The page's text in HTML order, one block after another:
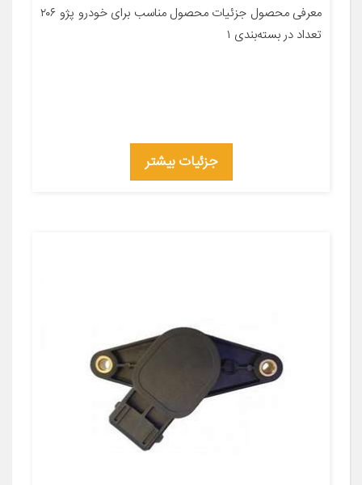
معرفی محصول جزئیات محصول مناسب برای خودرو پژو ۲۰۶
تعداد در بسته‌بندی ۱
جزئیات بیشتر